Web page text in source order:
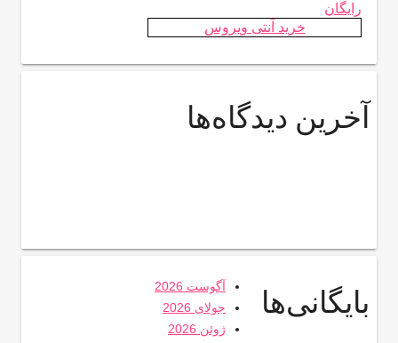
رایگان
خرید آنتی ویروس
آخرین دیدگاه‌ها
بایگانی‌ها
آگوست 2026
جولای 2026
ژوئن 2026